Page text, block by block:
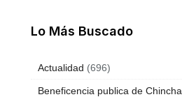
Lo Más Buscado
Actualidad (696)
Beneficencia publica de Chincha